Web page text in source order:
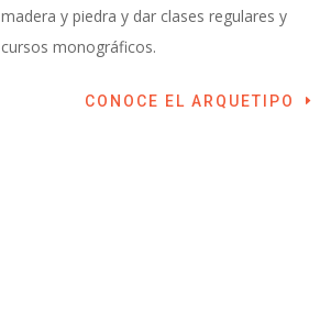
madera y piedra y dar clases regulares y
cursos monográficos.
CONOCE EL ARQUETIPO